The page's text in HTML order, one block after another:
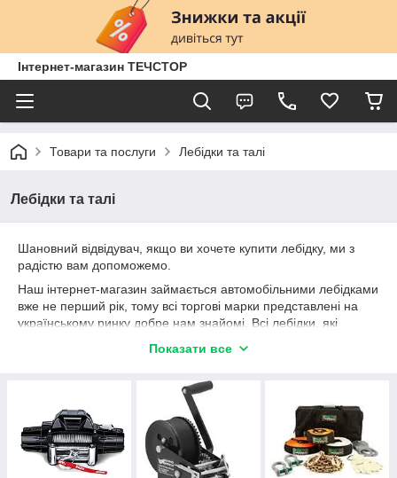
Інтернет-магазин ТЕЧСТОР
Товари та послуги Лебідки та талі
Лебідки та талі
Шановний відвідувач, якщо ви хочете купити лебідку, ми з
радістю вам допоможемо.
Наш інтернет-магазин займається автомобільними лебідками
вже не перший рік, тому всі торгові марки представлені на
українському ринку добре нам знайомі. Всі лебідки, які
гідравлічні зарекомендували себе з кращого боку, і кожен
за якістю, за ціною або за іншими потребами.
Показати все